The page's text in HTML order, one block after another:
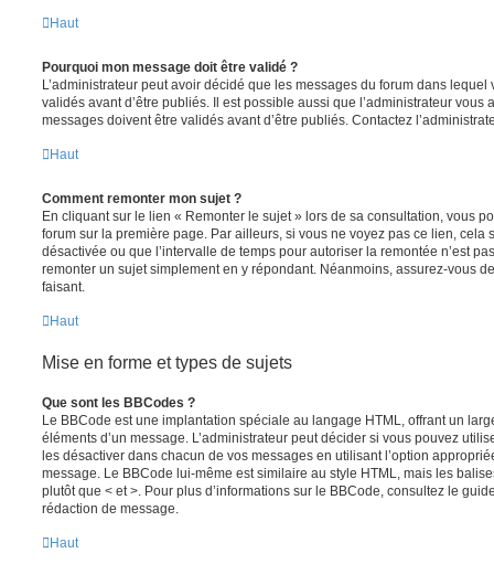
Haut
Pourquoi mon message doit être validé ?
L’administrateur peut avoir décidé que les messages du forum dans lequel
validés avant d’être publiés. Il est possible aussi que l’administrateur vous
messages doivent être validés avant d’être publiés. Contactez
Haut
Comment remonter mon sujet ?
En cliquant sur le lien « Remonter le sujet » lors de sa consultation, vous
forum sur la première page. Par ailleurs, si vous ne voyez pas ce lien, cela
désactivée ou que l’intervalle de temps pour autoriser la remontée n’est
remonter un sujet simplement en y répondant. Néanmoins, assurez-vous
faisant.
Haut
Mise en forme et types de sujets
Que sont les BBCodes ?
Le BBCode est une implantation spéciale au langage HTML, offrant un
éléments d’un message. L’administrateur peut décider si vous pouvez
les désactiver dans chacun de vos messages en utilisant l’option
message. Le BBCode lui-même est similaire au style HTML, mais les
plutôt que < et >. Pour plus d’informations sur le BBCode, consultez le
rédaction de message.
Haut